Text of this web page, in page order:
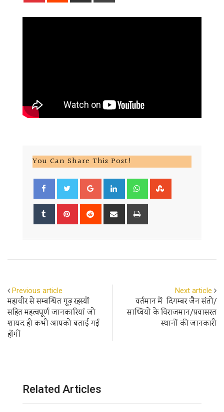
You Can Share This Post!
Google+ LinkedIn Whatsapp
Tumblr Pinterest Reddit
Share
Previous article
महावीर से सम्बन्धित गूढ़ रहस्यों
सहित महत्वपूर्ण जानकारियां जो
शायद ही कभी आपको बताई गईं
होंगीं
Next article
वर्तमान में दिगम्बर जैन संतो/
साध्वियो के विराजमान/प्रवासरत
स्थानों की जानकारी
Related Articles